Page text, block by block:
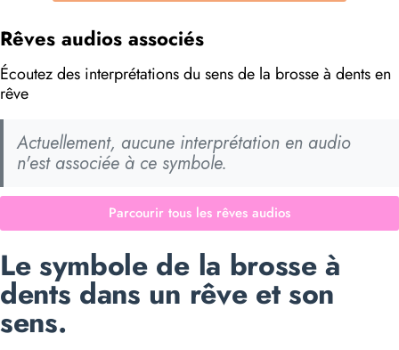
Rêves audios associés
Écoutez des interprétations du sens de la brosse à dents en
rêve
Actuellement, aucune interprétation en audio
n'est associée à ce symbole.
Parcourir tous les rêves audios
Le symbole de la brosse à
dents dans un rêve et son
sens.